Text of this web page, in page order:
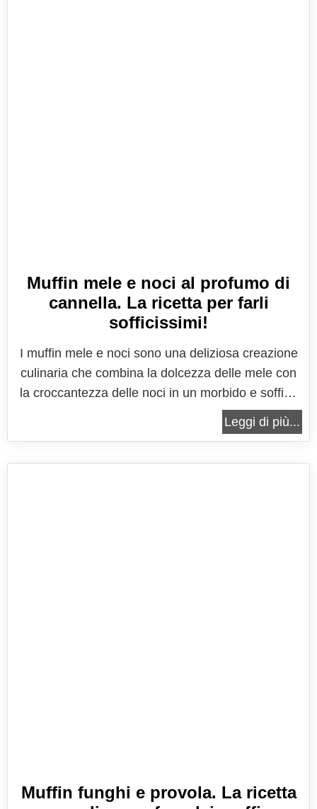
Muffin mele e noci al profumo di
cannella. La ricetta per farli
sofficissimi!
I muffin mele e noci sono una deliziosa creazione
culinaria che combina la dolcezza delle mele con
la croccantezza delle noci in un morbido e soffice
involucro da pasticceria. Questi muffin
rappresentano un perfetto equilibrio tra i sapori e
Leggi di più...
Muffin funghi e provola. La ricetta